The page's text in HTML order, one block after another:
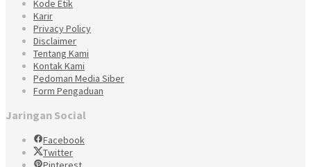
Kode Etik
Karir
Privacy Policy
Disclaimer
Tentang Kami
Kontak Kami
Pedoman Media Siber
Form Pengaduan
Jaringan Social
Facebook
Twitter